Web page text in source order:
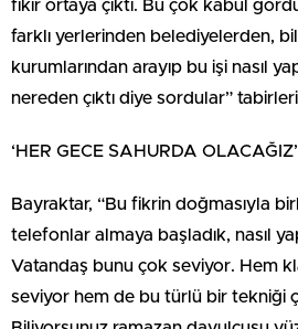
fikir ortaya çıktı. Bu çok kabul
farklı yerlerinden belediyelerden,
kurumlarından arayıp bu işi nasıl
nereden çıktı diye sordular”
‘HER GECE SAHURDA OLACAĞIZ’
Bayraktar, “Bu fikrin doğmasıyla
telefonlar almaya başladık, nasıl
Vatandaş bunu çok seviyor. Hem
seviyor hem de bu türlü bir tekniği